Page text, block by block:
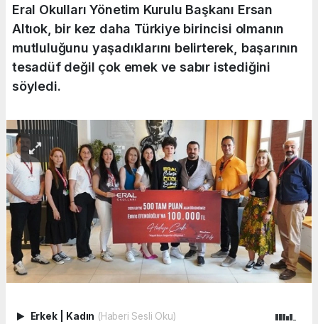
Eral Okulları Yönetim Kurulu Başkanı Ersan
Altıok, bir kez daha Türkiye birincisi olmanın
mutluluğunu yaşadıklarını belirterek, başarının
tesadüf değil çok emek ve sabır istediğini
söyledi.
Erkek Kadın (Haberi Sesli Oku)